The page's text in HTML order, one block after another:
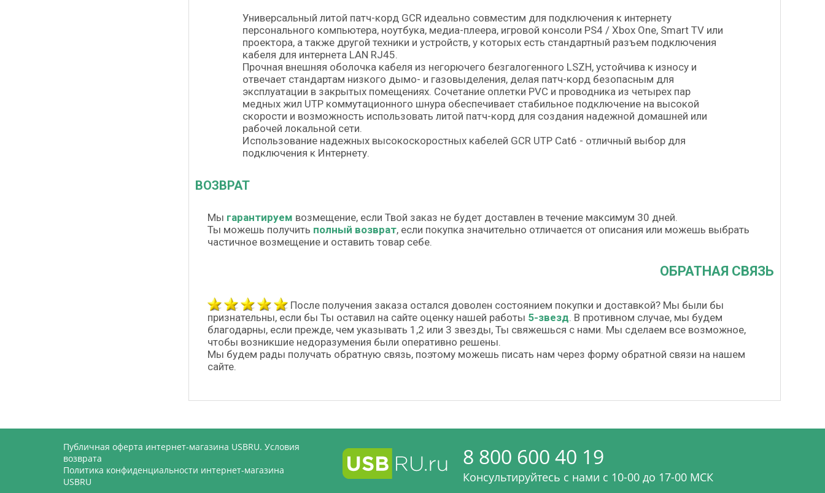
Универсальный литой патч-корд GCR идеально совместим для подключения к интернету
персонального компьютера, ноутбука, медиа-плеера, игровой консоли PS4 / Xbox One, Smart TV или
проектора, а также другой техники и устройств, у которых есть стандартный разъем подключения
кабеля для интернета LAN RJ45.
Прочная внешняя оболочка кабеля из негорючего безгалогенного LSZH, устойчива к износу и
отвечает стандартам низкого дымо- и газовыделения, делая патч-корд безопасным для
эксплуатации в закрытых помещениях. Сочетание оплетки PVC и проводника из четырех пар
медных жил UTP коммутационного шнура обеспечивает стабильное подключение на высокой
скорости и возможность использовать литой патч-корд для создания надежной домашней или
рабочей локальной сети.
Использование надежных высокоскоростных кабелей GCR UTP Cat6 - отличный выбор для
подключения к Интернету.
ВОЗВРАТ
Мы гарантируем возмещение, если Твой заказ не будет доставлен в течение максимум 30 дней.
Ты можешь получить полный возврат, если покупка значительно отличается от описания или можешь выбрать
частичное возмещение и оставить товар себе.
ОБРАТНАЯ СВЯЗЬ
После получения заказа остался доволен состоянием покупки и доставкой? Мы были бы
признательны, если бы Ты оставил на сайте оценку нашей работы 5-звезд. В противном случае, мы будем
благодарны, если прежде, чем указывать 1,2 или 3 звезды, Ты свяжешься с нами. Мы сделаем все возможное,
чтобы возникшие недоразумения были оперативно решены.
Мы будем рады получать обратную связь, поэтому можешь писать нам через форму обратной связи на нашем
сайте.
Публичная оферта интернет-магазина USBRU. Условия
возврата
Политика конфиденциальности интернет-магазина
USBRU
8 800 600 40 19
Консультируйтесь с нами c 10-00 до 17-00 МСК